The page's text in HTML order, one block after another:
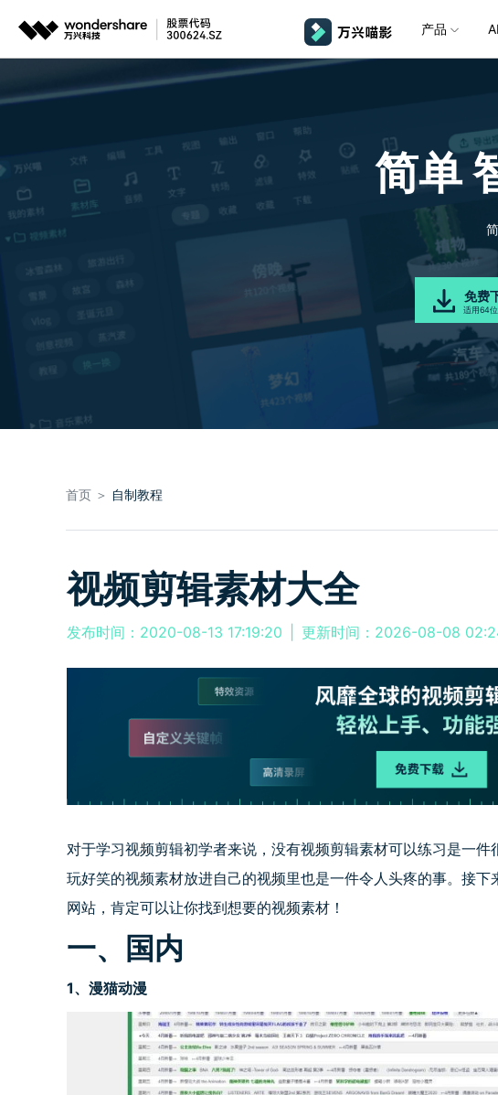
推荐产品
AIGC数字创意
万兴剧厂
AI驱动的一站式精品影视内容创作平台
万兴天幕
Wondershare SelfyzAI
万兴图示
一站式办公绘图利器
基于云的跨端思维导图软件
政企服务
代理商
客户案例
产品
桌面版 Windows 版本
MacOS 版本
HarmonyOS 版本
移动端 iOS & Android 版本
AI 提效
所有人工智能工具 >
商用无忧
全新AI灵感加速器，提升团队协作效
方位赋能商业视频创作过程
基础教学
自制教程
视频抠图
音频剪辑
文本字幕
颜色编辑
影视娱乐
娱乐剪辑
影视制作
游戏电竞
教育培训
学校教育
企业培训
常见问题
排除产品使用
设备支持
了解支持的系
产品社区
在线社区，与
简单
免费
适用64
首页 ＞ 自制教程
视频剪辑素材大全
发布时间：2020-08-13 17:19:20 更新时间：2026-08-08
对于学习视频剪辑初学者来说，没有视频剪辑素材可以练习是一件
玩好笑的视频素材放进自己的视频里也是一件令人头疼的事。接
网站，肯定可以让你找到想要的视频素材！
一、国内
1、漫猫动漫